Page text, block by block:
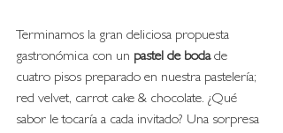
Terminamos la gran deliciosa propuesta
gastronómica con un pastel de boda de
cuatro pisos preparado en nuestra pastelería;
red velvet, carrot cake & chocolate. ¿Qué
sabor le tocaría a cada invitado? Una sorpresa